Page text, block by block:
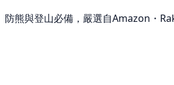
防熊與登山必備，嚴選自Amazon・